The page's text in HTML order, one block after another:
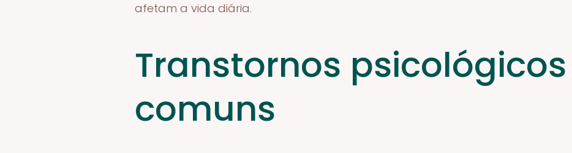
afetam a vida diária.
Transtornos psicológicos
comuns